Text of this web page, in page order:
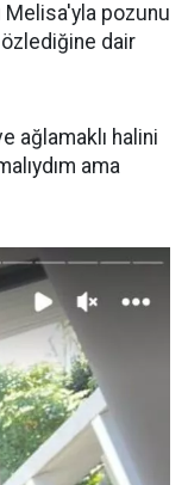
Melisa'yla pozunu
özlediğine dair
ağlamaklı halini
ama